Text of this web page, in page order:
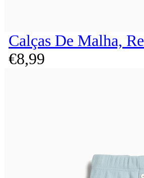
Calças De Malha,
€8,99